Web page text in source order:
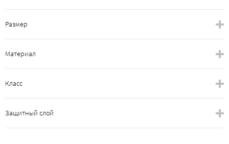
Размер
Материал
Класс
Защитный слой